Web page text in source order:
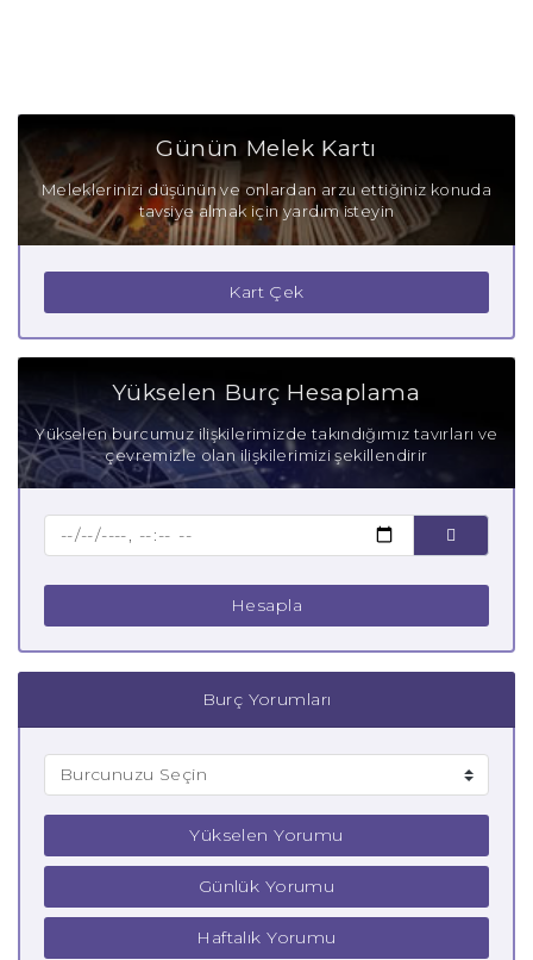
Günün Melek Kartı
Meleklerinizi düşünün ve onlardan arzu ettiğiniz konuda
tavsiye almak için yardım isteyin
Kart Çek
Yükselen Burç Hesaplama
Yükselen burcumuz ilişkilerimizde takındığımız tavırları ve
çevremizle olan ilişkilerimizi şekillendirir
Hesapla
Burç Yorumları
Yükselen Yorumu
Günlük Yorumu
Haftalık Yorumu